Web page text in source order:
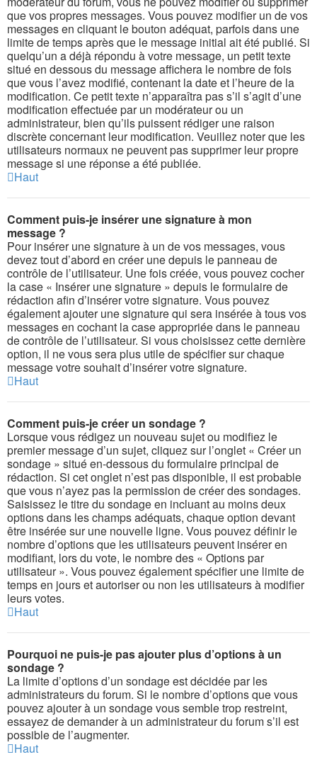
que vos propres messages. Vous pouvez modifier un de vos
messages en cliquant le bouton adéquat, parfois dans une
limite de temps après que le message initial ait été publié. Si
quelqu’un a déjà répondu à votre message, un petit texte
situé en dessous du message affichera le nombre de fois
que vous l’avez modifié, contenant la date et l’heure de la
modification. Ce petit texte n’apparaîtra pas s’il s’agit d’une
modification effectuée par un modérateur ou un
administrateur, bien qu’ils puissent rédiger une raison
discrète concernant leur modification. Veuillez noter que les
utilisateurs normaux ne peuvent pas supprimer leur propre
message si une réponse a été publiée.
Haut
Comment puis-je insérer une signature à mon
message ?
Pour insérer une signature à un de vos messages, vous
devez tout d’abord en créer une depuis le panneau de
contrôle de l’utilisateur. Une fois créée, vous pouvez cocher
la case « Insérer une signature » depuis le formulaire de
rédaction afin d’insérer votre signature. Vous pouvez
également ajouter une signature qui sera insérée à tous vos
messages en cochant la case appropriée dans le panneau
de contrôle de l’utilisateur. Si vous choisissez cette dernière
option, il ne vous sera plus utile de spécifier sur chaque
message votre souhait d’insérer votre signature.
Haut
Comment puis-je créer un sondage ?
Lorsque vous rédigez un nouveau sujet ou modifiez le
premier message d’un sujet, cliquez sur l’onglet « Créer un
sondage » situé en-dessous du formulaire principal de
rédaction. Si cet onglet n’est pas disponible, il est probable
que vous n’ayez pas la permission de créer des sondages.
Saisissez le titre du sondage en incluant au moins deux
options dans les champs adéquats, chaque option devant
être insérée sur une nouvelle ligne. Vous pouvez définir le
nombre d’options que les utilisateurs peuvent insérer en
modifiant, lors du vote, le nombre des « Options par
utilisateur ». Vous pouvez également spécifier une limite de
temps en jours et autoriser ou non les utilisateurs à modifier
leurs votes.
Haut
Pourquoi ne puis-je pas ajouter plus d’options à un
sondage ?
La limite d’options d’un sondage est décidée par les
administrateurs du forum. Si le nombre d’options que vous
pouvez ajouter à un sondage vous semble trop restreint,
essayez de demander à un administrateur du forum s’il est
possible de l’augmenter.
Haut